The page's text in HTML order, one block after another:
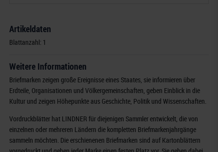
Artikeldaten
Blattanzahl: 1
Weitere Informationen
Briefmarken zeigen große Ereignisse eines Staates, sie informieren über
Erdteile, Organisationen und Völkergemeinschaften, geben Einblick in die
Kultur und zeigen Höhepunkte aus Geschichte, Politik und Wissenschaften.
Vordruckblätter hat LINDNER für diejenigen Sammler entwickelt, die von
einzelnen oder mehreren Ländern die kompletten Briefmarkenjahrgänge
sammeln möchten. Die erschienenen Briefmarken sind auf Kartonblättern